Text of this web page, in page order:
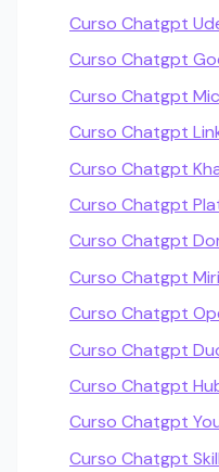
Curso Chatgpt
Curso Chatgpt
Curso Chatgpt
Curso Chatgpt
Curso Chatgpt
Curso Chatgpt
Curso Chatgpt
Curso Chatgpt
Curso Chatgpt
Curso Chatgpt
Curso Chatgpt
Curso Chatgpt
Curso Chatgpt